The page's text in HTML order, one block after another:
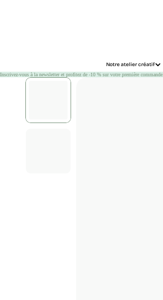
Notre atelier créatif
Inscrivez-vous à la newsletter et profitez de -10 % sur votre première commande.